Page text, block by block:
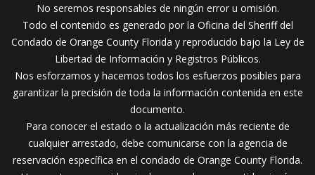
No seremos responsables de ningún error u omisión.
Todo el contenido es generado por la Oficina del Sheriff del
Condado de Orange County Florida y reproducido bajo la Ley de
Libertad de Información y Registros Públicos.
Nos esforzamos y hacemos todos los esfuerzos posibles para
garantizar la precisión de toda la información contenida en este
documento.
Para conocer el estado o la actualización más reciente de
cualquier arrestado, debe comunicarse con la agencia de
reservación específica en el condado de Orange County Florida.